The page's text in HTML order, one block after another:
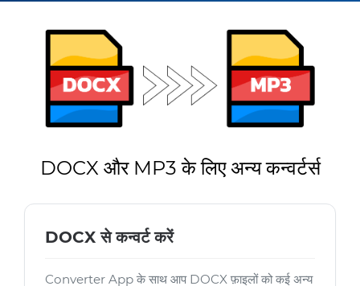
DOCX और MP3 के लिए अन्य कन्वर्टर्स
DOCX से कन्वर्ट करें
Converter App के साथ आप DOCX फ़ाइलों को कई अन्य